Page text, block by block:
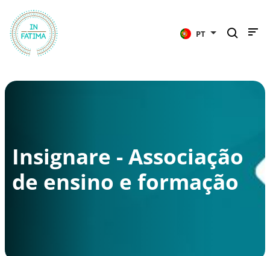
PT
Insignare - Associação
de ensino e formação